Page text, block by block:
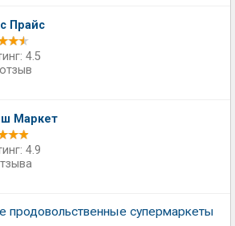
Прайс
4.5
Маркет
4.9
продовольственные супермаркеты